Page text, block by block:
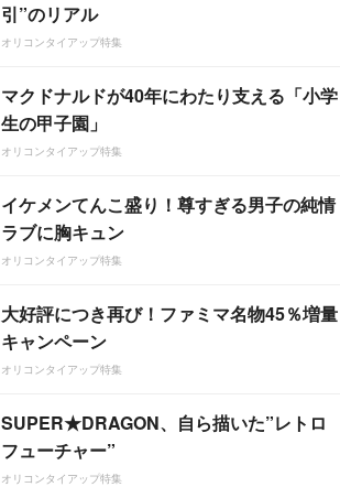
引”のリアル
オリコンタイアップ特集
マクドナルドが40年にわたり支える「小学
生の甲子園」
オリコンタイアップ特集
イケメンてんこ盛り！尊すぎる男子の純情
ラブに胸キュン
オリコンタイアップ特集
大好評につき再び！ファミマ名物45％増量
キャンペーン
オリコンタイアップ特集
SUPER★DRAGON、自ら描いた”レトロ
フューチャー”
オリコンタイアップ特集